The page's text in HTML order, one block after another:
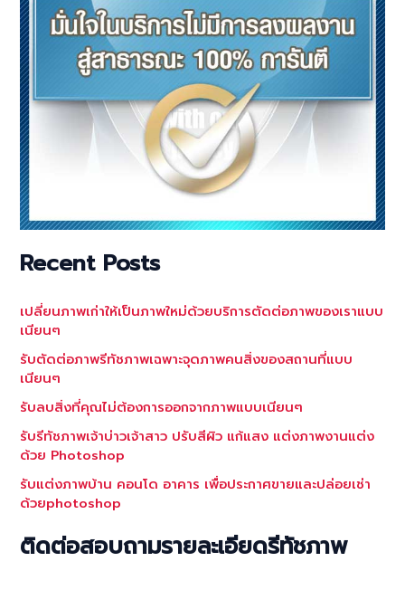
Recent Posts
เปลี่ยนภาพเก่าให้เป็นภาพใหม่ด้วยบริการตัดต่อภาพของเราแบบ
เนียนๆ
รับตัดต่อภาพรีทัชภาพเฉพาะจุดภาพคนสิ่งของสถานที่แบบ
เนียนๆ
รับลบสิ่งที่คุณไม่ต้องการออกจากภาพแบบเนียนๆ
รับรีทัชภาพเจ้าบ่าวเจ้าสาว ปรับสีผิว แก้แสง แต่งภาพงานแต่ง
ด้วย Photoshop
รับแต่งภาพบ้าน คอนโด อาคาร เพื่อประกาศขายและปล่อยเช่า
ด้วยphotoshop
ติดต่อสอบถามรายละเอียดรีทัชภาพ